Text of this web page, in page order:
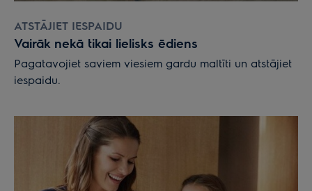
ATSTĀJIET IESPAIDU
Vairāk nekā tikai lielisks ēdiens
Pagatavojiet saviem viesiem gardu maltīti un atstājiet
iespaidu.